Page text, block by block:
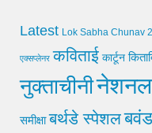
Latest Lok Sabha Chunav
एक्सप्लेनर कविताई कार्टून
नुक्ताचीनीनेशनल
समीक्षा बर्थडे स्पेशल